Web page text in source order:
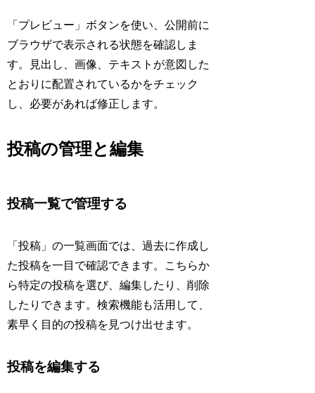
「プレビュー」ボタンを使い、公開前に
ブラウザで表示される状態を確認しま
す。見出し、画像、テキストが意図した
とおりに配置されているかをチェック
し、必要があれば修正します。
投稿の管理と編集
投稿一覧で管理する
「投稿」の一覧画面では、過去に作成し
た投稿を一目で確認できます。こちらか
ら特定の投稿を選び、編集したり、削除
したりできます。検索機能も活用して、
素早く目的の投稿を見つけ出せます。
投稿を編集する